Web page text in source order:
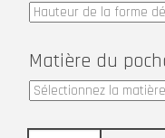
Matière du